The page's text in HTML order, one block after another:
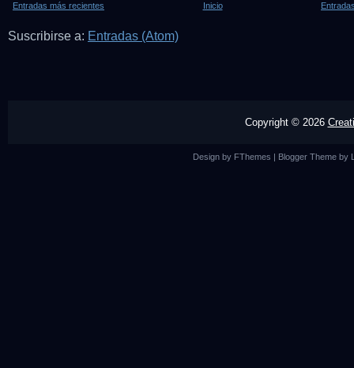
Entradas más recientes Inicio
Suscribirse a: Entradas (Atom)
Copyright © 2026
Design by FThemes | Blogger Theme by